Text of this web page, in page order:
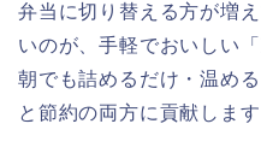
弁当に切り替える方が増
いのが、手軽でおいしい
朝でも詰めるだけ・温め
と節約の両方に貢献します